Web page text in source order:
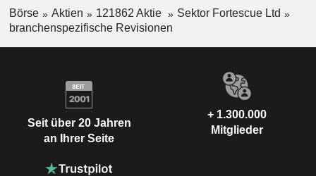
Börse Aktien 121862 Aktie
Sektor Fortescue Ltd
branchenspezifische Revisionen
Seit über 20 Jahren
an Ihrer Seite
+ 1.300.000
Mitglieder